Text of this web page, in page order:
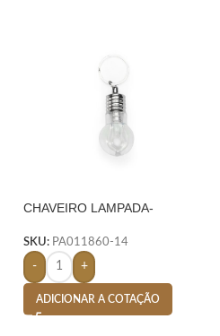
CHAVEIRO LAMPADA-
SKU: PA011860-14
- +
ADICIONAR A COTAÇÃO